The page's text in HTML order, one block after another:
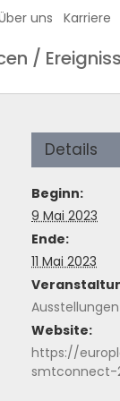
uns Karriere
/
Details
Beginn:
9 Mai 2023
Ende:
11 Mai 2023
Ausstellungen
Website:
https://
smtconnect-